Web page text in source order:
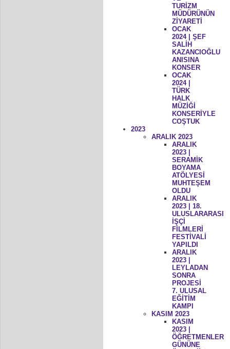
TURİZM
MÜDÜRÜNÜN
ZİYARETİ
OCAK
2024 | ŞEF
SALİH
KAZANCIOĞLU
ANISINA
KONSER
OCAK
2024 |
TÜRK
HALK
MÜZİĞİ
KONSERİYLE
COŞTUK
2023
ARALIK 2023
ARALIK
2023 |
SERAMİK
BOYAMA
ATÖLYESİ
MUHTEŞEM
OLDU
ARALIK
2023 | 18.
ULUSLARARASI
İŞÇİ
FİLMLERİ
FESTİVALİ
YAPILDI
ARALIK
2023 |
LEYLADAN
SONRA
PROJESİ
7. ULUSAL
EĞİTİM
KAMPI
KASIM 2023
KASIM
2023 |
ÖĞRETMENLER
GÜNÜNE